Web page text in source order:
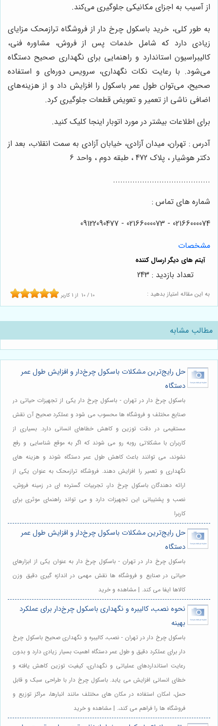
از آسیب به اجزای مکانیکی جلوگیری می‌کند.
به طور کلی، خرید باسکول چرخ دار از فروشگاه ترازمحک مزایای
زیادی دارد که شامل خدمات پس از فروش، مشاوره فنی،
کالیبراسیون استاندارد و راهنمایی برای نگهداری صحیح دستگاه
می‌شود. با رعایت نکات نگهداری، سرویس دوره‌ای و استفاده
صحیح، می‌توان طول عمر باسکول را افزایش داد و از هزینه‌های
اضافی ناشی از تعمیر و تعویض قطعات جلوگیری کرد.
برای اطلاعات بیشتر در مورد اتوبار اینجا کلیک کنید.
آدرس : تهران، میدان آزادی، خیابان آزادی به سمت انقلاب، بعد از
دکتر هوشیار ، پلاک 472 ، طبقه دوم ، واحد 6
........................................
شماره های تماس :
02166000074 - 02166000073 - 09122090477
مشخصات
به این مقاله امتیاز بدهید : 10 / 10 از 1 کاربر
تعداد بازدید : 243
مطالب مشابه
حل رایج‌ترین مشکلات باسکول چرخ‌دار و افزایش طول عمر
دستگاه
باسکول چرخ دار در تهران - باسکول چرخ دار یکی از تجهیزات حیاتی در
صنایع مختلف و فروشگاه ها محسوب می شود و عملکرد صحیح آن نقش
مستقیمی در دقت توزین و کاهش خطاهای انسانی دارد. بسیاری از
کاربران با مشکلاتی روبه رو می شوند که اگر به موقع شناسایی و رفع
نشوند، می توانند باعث کاهش طول عمر دستگاه شوند و هزینه های
نگهداری و تعمیر را افزایش دهند. فروشگاه ترازمحک به عنوان یکی از
ارائه دهندگان باسکول چرخ دار، تجربیات گسترده ای در زمینه فروش،
نصب و پشتیبانی این تجهیزات دارد و می تواند راهنمای موثری برای
کاربرا
حل رایج‌ترین مشکلات باسکول چرخ‌دار و افزایش طول عمر
دستگاه
باسکول چرخ دار در تهران - باسکول چرخ دار به عنوان یکی از ابزارهای
حیاتی در صنایع و فروشگاه ها نقش مهمی در اندازه گیری دقیق وزن
کالاها ایفا می کند. | مشاهده و خرید
نحوه نصب، کالیبره و نگهداری باسکول چرخ‌دار برای عملکرد
بهینه
باسکول چرخ دار در تهران - نصب، کالیبره و نگهداری صحیح باسکول چرخ
دار برای عملکرد دقیق و طول عمر دستگاه اهمیت بسیار زیادی دارد و بدون
رعایت استانداردهای عملیاتی و نگهداری، کیفیت توزین کاهش یافته و
خطای انسانی افزایش می یابد. باسکول چرخ دار با طراحی سبک و قابل
حمل، امکان استفاده در مکان های مختلف مانند انبارها، مراکز توزیع و
فروشگاه ها را فراهم می کند،. | مشاهده و خرید